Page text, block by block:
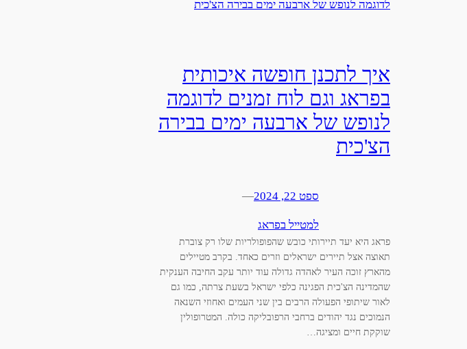
איך לתכנן חופשה איכותית
בפראג וגם לוח זמנים לדוגמה
לנופש של ארבעה ימים בבירה
הצ'כית
ספט 22, 2024 —
למטייל בפראג
פראג היא יעד תיירותי כובש שהפופולריות שלו רק צוברת
תאוצה אצל תיירים ישראלים וזרים כאחד. בקרב מטיילים
מהארץ זוכה העיר לאהדה גדולה עוד יותר עקב החיבה הענקית
שהמדינה הצ'כית הפגינה כלפי ישראל בשעת צרתה, כמו גם
לאור שיתופי הפעולה הרבים בין שני העמים ואחוזי השנאה
הנמוכים נגד יהודים ברחבי הרפובליקה כולה. המטרופולין
שוקקת חיים ומציגה…